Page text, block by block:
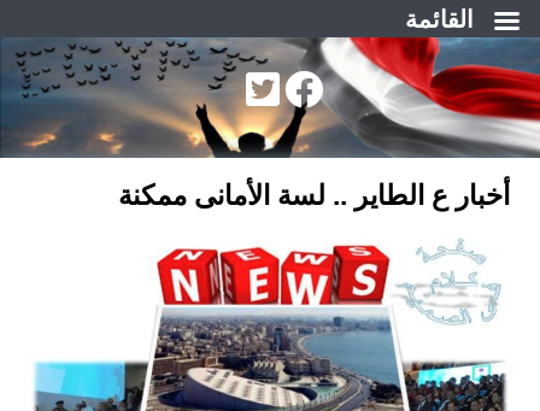
التجاوز
إلى
المحتوى
أخبار ع الطاير .. لسة الأمانى ممكنة
القائمة